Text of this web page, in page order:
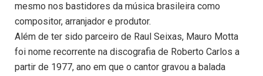
mesmo nos bastidores da música brasileira como
compositor, arranjador e produtor.
Além de ter sido parceiro de Raul Seixas, Mauro Motta
foi nome recorrente na discografia de Roberto Carlos a
partir de 1977, ano em que o cantor gravou a balada